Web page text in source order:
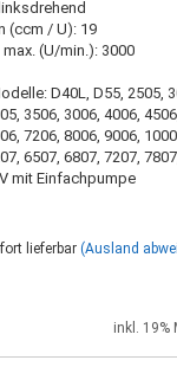
(ccm / U): 19
(U/min.): 3000
D40L, D55, 2505,
3506, 3006, 4006,
7206, 8006, 9006,
6507, 6807, 7207,
mit Einfachpumpe
lieferbar (Ausland
inkl. 19%